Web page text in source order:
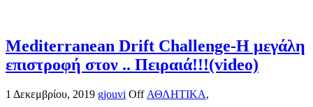
Mediterranean Drift Challenge-Η μεγάλη
επιστροφή στον .. Πειραιά!!!(video)
1 Δεκεμβρίου, 2019 gjouvi Off ΑΘΛΗΤΙΚΑ,